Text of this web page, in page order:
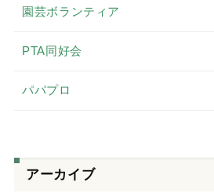
園芸ボランティア
PTA同好会
パパプロ
アーカイブ